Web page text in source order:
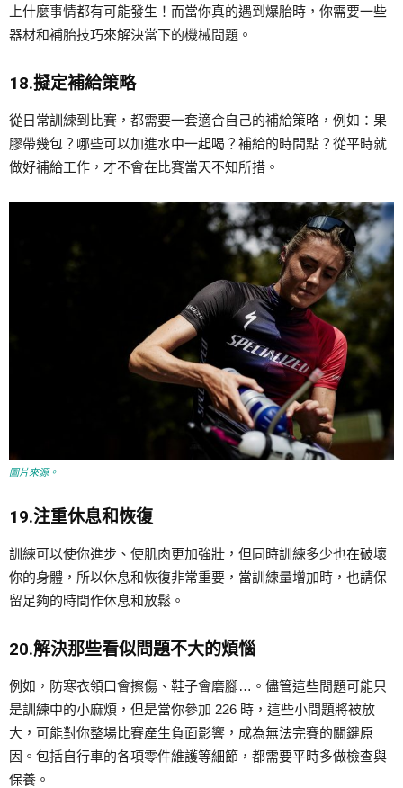
上什麼事情都有可能發生！而當你真的遇到爆胎時，你需要一些
器材和補胎技巧來解決當下的機械問題。
18.擬定補給策略
從日常訓練到比賽，都需要一套適合自己的補給策略，例如：果
膠帶幾包？哪些可以加進水中一起喝？補給的時間點？從平時就
做好補給工作，才不會在比賽當天不知所措。
圖片來源。
19.注重休息和恢復
訓練可以使你進步、使肌肉更加強壯，但同時訓練多少也在破壞
你的身體，所以休息和恢復非常重要，當訓練量增加時，也請保
留足夠的時間作休息和放鬆。
20.解決那些看似問題不大的煩惱
例如，防寒衣領口會擦傷、鞋子會磨腳…。儘管這些問題可能只
是訓練中的小麻煩，但是當你參加 226 時，這些小問題將被放
大，可能對你整場比賽產生負面影響，成為無法完賽的關鍵原
因。包括自行車的各項零件維護等細節，都需要平時多做檢查與
保養。